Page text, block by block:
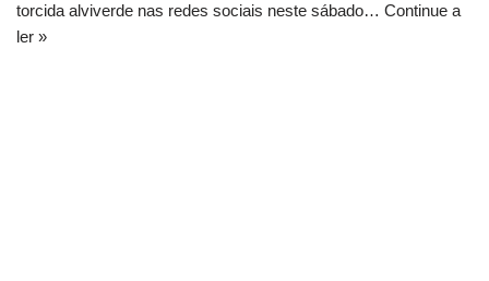
torcida alviverde nas redes sociais neste sábado… Continue a
ler »